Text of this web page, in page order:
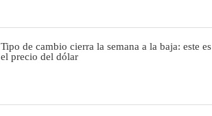
Tipo de cambio cierra la semana a la baja: este es
el precio del dólar